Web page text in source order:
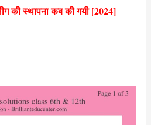
की स्थापना कब की गयी [2024]